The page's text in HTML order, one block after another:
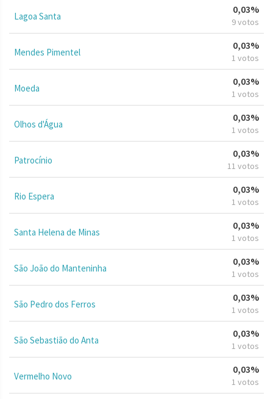
Lagoa Santa
0,03%
9 votos
Mendes Pimentel
0,03%
1 votos
Moeda
0,03%
1 votos
Olhos d'Água
0,03%
1 votos
Patrocínio
0,03%
11 votos
Rio Espera
0,03%
1 votos
Santa Helena de Minas
0,03%
1 votos
São João do Manteninha
0,03%
1 votos
São Pedro dos Ferros
0,03%
1 votos
São Sebastião do Anta
0,03%
1 votos
Vermelho Novo
0,03%
1 votos